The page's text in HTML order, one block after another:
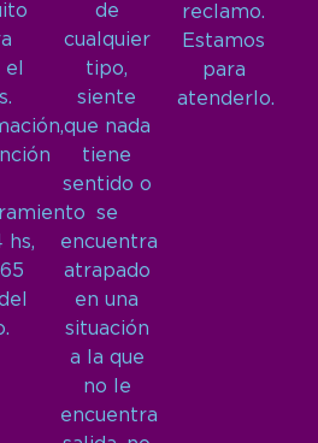
hs,
de
cualquier
tipo,
siente
que nada
tiene
sentido o
se
encuentra
atrapado
en una
situación
a la que
no le
encuentra
reclamo.
Estamos
para
atenderlo.